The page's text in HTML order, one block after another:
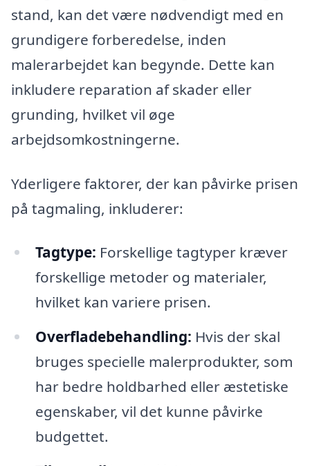
stand, kan det være nødvendigt med en
grundigere forberedelse, inden
malerarbejdet kan begynde. Dette kan
inkludere reparation af skader eller
grunding, hvilket vil øge
arbejdsomkostningerne.
Yderligere faktorer, der kan påvirke prisen
på tagmaling, inkluderer:
Tagtype: Forskellige tagtyper kræver
forskellige metoder og materialer,
hvilket kan variere prisen.
Overfladebehandling: Hvis der skal
bruges specielle malerprodukter, som
har bedre holdbarhed eller æstetiske
egenskaber, vil det kunne påvirke
budgettet.